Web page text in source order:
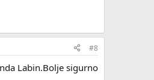
#8
Labin.Bolje sigurno